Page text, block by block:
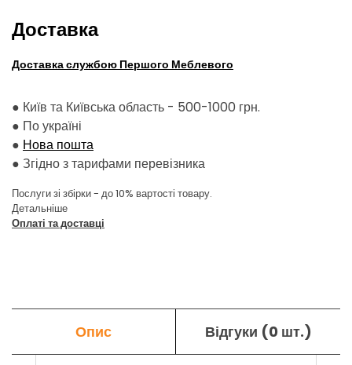
Доставка
Доставка службою Першого Меблевого
● Київ та Київська область - 500-1000 грн.
● По україні
● Нова пошта
● Згідно з тарифами перевізника
Послуги зі збірки - до 10% вартості товару.
Детальніше
Оплаті та доставці
Опис Відгуки (0 шт.)